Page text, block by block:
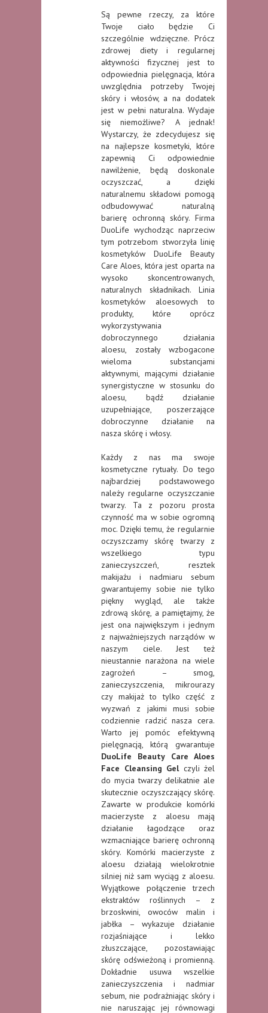
Są pewne rzeczy, za które
Twoje ciało będzie Ci
szczególnie wdzięczne. Prócz
zdrowej diety i regularnej
aktywności fizycznej jest to
odpowiednia pielęgnacja, która
uwzględnia potrzeby Twojej
skóry i włosów, a na dodatek
jest w pełni naturalna. Wydaje
się niemożliwe? A jednak!
Wystarczy, że zdecydujesz się
na najlepsze kosmetyki, które
zapewnią Ci odpowiednie
nawilżenie, będą doskonale
oczyszczać, a dzięki
naturalnemu składowi pomogą
odbudowywać naturalną
barierę ochronną skóry. Firma
DuoLife wychodząc naprzeciw
tym potrzebom stworzyła linię
kosmetyków DuoLife Beauty
Care Aloes, która jest oparta na
wysoko skoncentrowanych,
naturalnych składnikach. Linia
kosmetyków aloesowych to
produkty, które oprócz
wykorzystywania
dobroczynnego działania
aloesu, zostały wzbogacone
wieloma substancjami
aktywnymi, mającymi działanie
synergistyczne w stosunku do
aloesu, bądź działanie
uzupełniające, poszerzające
dobroczynne działanie na
nasza skórę i włosy.
Każdy z nas ma swoje
kosmetyczne rytuały. Do tego
najbardziej podstawowego
należy regularne oczyszczanie
twarzy. Ta z pozoru prosta
czynność ma w sobie ogromną
moc. Dzięki temu, że regularnie
oczyszczamy skórę twarzy z
wszelkiego typu
zanieczyszczeń, resztek
makijażu i nadmiaru sebum
gwarantujemy sobie nie tylko
piękny wygląd, ale także
zdrową skórę, a pamiętajmy, że
jest ona największym i jednym
z najważniejszych narządów w
naszym ciele. Jest też
nieustannie narażona na wiele
zagrożeń – smog,
zanieczyszczenia, mikrourazy
czy makijaż to tylko część z
wyzwań z jakimi musi sobie
codziennie radzić nasza cera.
Warto jej pomóc efektywną
pielęgnacją, którą gwarantuje
DuoLife Beauty Care Aloes
Face Cleansing Gel czyli żel
do mycia twarzy delikatnie ale
skutecznie oczyszczający skórę.
Zawarte w produkcie komórki
macierzyste z aloesu mają
działanie łagodzące oraz
wzmacniające barierę ochronną
skóry. Komórki macierzyste z
aloesu działają wielokrotnie
silniej niż sam wyciąg z aloesu.
Wyjątkowe połączenie trzech
ekstraktów roślinnych – z
brzoskwini, owoców malin i
jabłka – wykazuje działanie
rozjaśniające i lekko
złuszczające, pozostawiając
skórę odświeżoną i promienną.
Dokładnie usuwa wszelkie
zanieczyszczenia i nadmiar
sebum, nie podrażniając skóry i
nie naruszając jej równowagi